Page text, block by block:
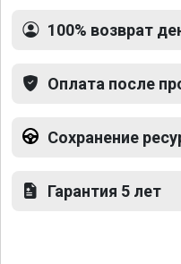
100% возврат
Оплата после
Сохранение
Гарантия 5 лет